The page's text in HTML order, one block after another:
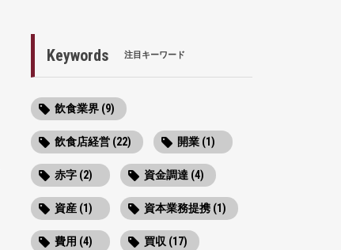
Keywords 注目キーワード
飲食業界 (9)
飲食店経営 (22) 開業 (1)
赤字 (2) 資金調達 (4)
資産 (1) 資本業務提携 (1)
費用 (4) 買収 (17)